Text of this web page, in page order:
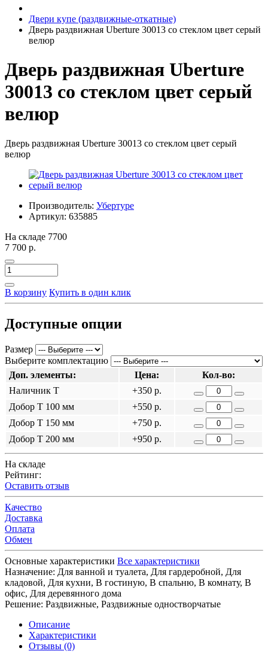
Двери купе (раздвижные-откатные)
Дверь раздвижная Uberture 30013 со стеклом цвет серый
велюр
Дверь раздвижная Uberture
30013 со стеклом цвет серый
велюр
Дверь раздвижная Uberture 30013 со стеклом цвет серый
велюр
Производитель: Убертуре
Артикул: 635885
На складе 7700
7 700 р.
В корзину Купить в один клик
Доступные опции
Размер
Выберите комплектацию
Доп. элементы:
Цена:
Кол-во:
Наличник Т
+350 р.
Добор Т 100 мм
+550 р.
Добор Т 150 мм
+750 р.
Добор Т 200 мм
+950 р.
На складе
Рейтинг:
Оставить отзыв
Качество
Доставка
Оплата
Обмен
Основные характеристики Все характеристики
Назначение: Для ванной и туалета, Для гардеробной, Для
кладовой, Для кухни, В гостиную, В спальню, В комнату, В
офис, Для деревянного дома
Решение: Раздвижные, Раздвижные одностворчатые
Описание
Характеристики
Отзывы (0)